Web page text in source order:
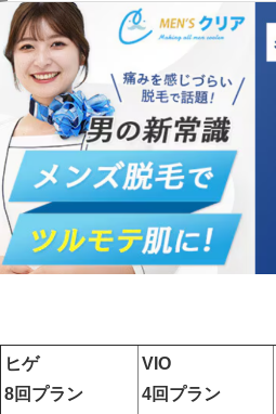
ヒゲ
8回プラン
VIO
4回プラン